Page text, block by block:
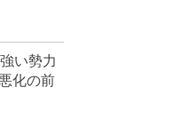
い勢力
化の前